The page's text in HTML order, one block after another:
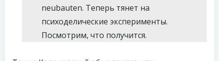
neubauten. Теперь тянет на
психоделические эксперименты.
Посмотрим, что получится.